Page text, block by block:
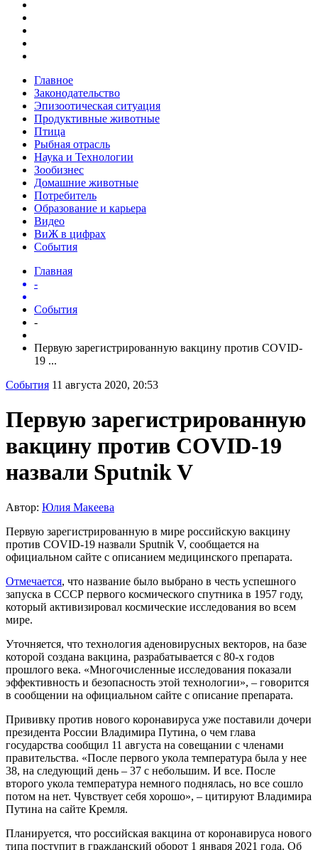
Главное
Законодательство
Эпизоотическая ситуация
Продуктивные животные
Птица
Рыбная отрасль
Наука и Технологии
Зообизнес
Домашние животные
Потребитель
Образование и карьера
Видео
ВиЖ в цифрах
События
Главная
-
События
-
Первую зарегистрированную вакцину против COVID-
19 ...
События 11 августа 2020, 20:53
Первую зарегистрированную
вакцину против COVID-19
назвали Sputnik V
Автор: Юлия Макеева
Первую зарегистрированную в мире российскую вакцину
против COVID-19 назвали Sputnik V, сообщается на
официальном сайте с описанием медицинского препарата.
Отмечается, что название было выбрано в честь успешного
запуска в СССР первого космического спутника в 1957 году,
который активизировал космические исследования во всем
мире.
Уточняется, что технология аденовирусных векторов, на базе
которой создана вакцина, разрабатывается с 80-х годов
прошлого века. «Многочисленные исследования показали
эффективность и безопасность этой технологии», – говорится
в сообщении на официальном сайте с описание препарата.
Прививку против нового коронавируса уже поставили дочери
президента России Владимира Путина, о чем глава
государства сообщил 11 августа на совещании с членами
правительства. «После первого укола температура была у нее
38, на следующий день – 37 с небольшим. И все. После
второго укола температура немного поднялась, но все сошло
потом на нет. Чувствует себя хорошо», – цитируют Владимира
Путина на сайте Кремля.
Планируется, что российская вакцина от коронавируса нового
типа поступит в гражданский оборот 1 января 2021 года. Об